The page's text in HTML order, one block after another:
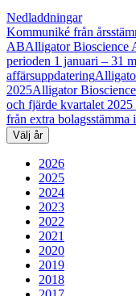
Nedladdningar
Kommuniké från
ABAlligator Bioscience
perioden 1 januari – 31
affärsuppdatering
2025Alligator
och fjärde kvartalet
från extra
Välj år
2026
2025
2024
2023
2022
2021
2020
2019
2018